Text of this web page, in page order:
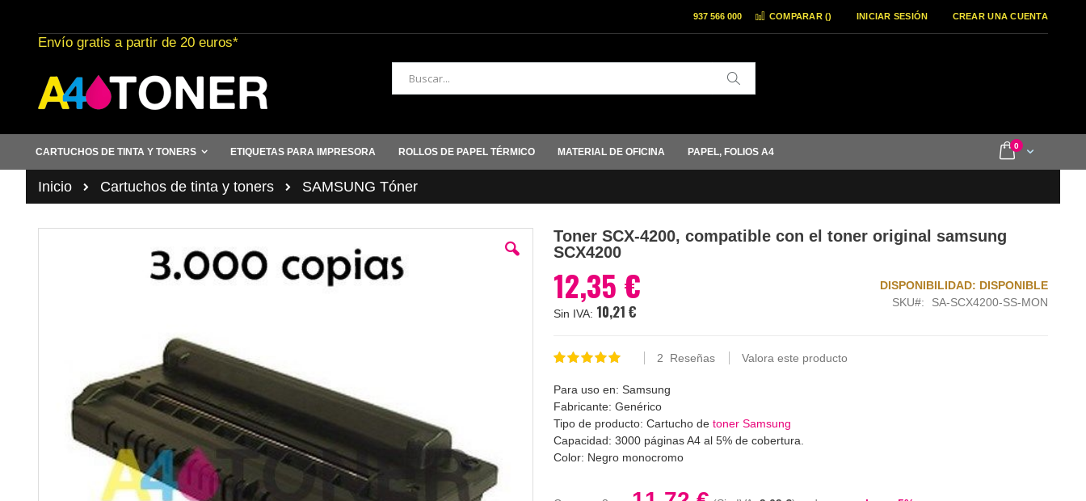
al
contenido
COMPARAR () INICIAR SESIÓN CREAR UNA CUENTA
937 566 000
Envío gratis a partir de 20 euros*
Buscar
Cart
0items
CARTUCHOS DE TINTA Y TONERS ETIQUETAS PARA IMPRESORA ROLLOS DE PAPEL TÉRMICO MATERIAL DE OFICINA PAPEL, FOLIOS A4
Inicio Cartuchos de tinta y toners SAMSUNG Tóner
Toner SCX-4200, compatible con el toner original samsung
SCX4200
12,35 €
10,21 €
DISPONIBILIDAD: DISPONIBLE
SKU
SA-SCX4200-SS-MON
Valoración:
2 Reseñas Valora este producto
Para uso en: Samsung
Fabricante: Genérico
Tipo de producto: Cartucho de toner Samsung
Capacidad: 3000 páginas A4 al 5% de cobertura.
Color: Negro monocromo